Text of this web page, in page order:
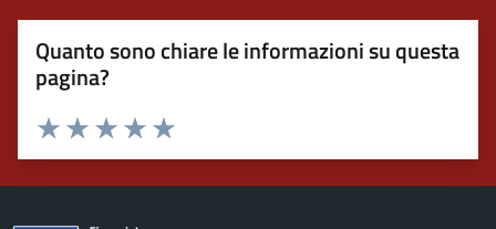
Quanto sono chiare le informazioni su questa
pagina?
Valuta 5 stelle su 5
Valuta 4 stelle su 5
Valuta 3 stelle su 5
Valuta 2 stelle su 5
Valuta 1 stelle su 5